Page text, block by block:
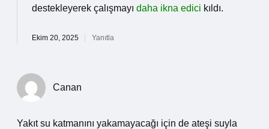
destekleyerek çalışmayı daha ikna edici kıldı.
Ekim 20, 2025 Yanıtla
Canan
Yakıt su katmanını yakamayacağı için de ateşi suyla